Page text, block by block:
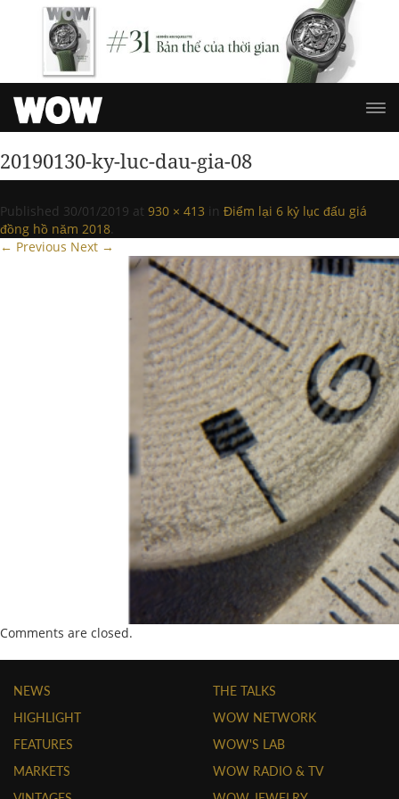
20190130-ky-luc-dau-gia-08
Published 30/01/2019 at 930 × 413 in Điểm lại 6 kỷ lục đấu giá
đồng hồ năm 2018.
← Previous Next →
Comments are closed.
NEWS
HIGHLIGHT
FEATURES
MARKETS
THE TALKS
WOW NETWORK
WOW'S LAB
WOW RADIO & TV